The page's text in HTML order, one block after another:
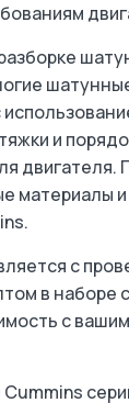
и
материалы
с
в наборе
с